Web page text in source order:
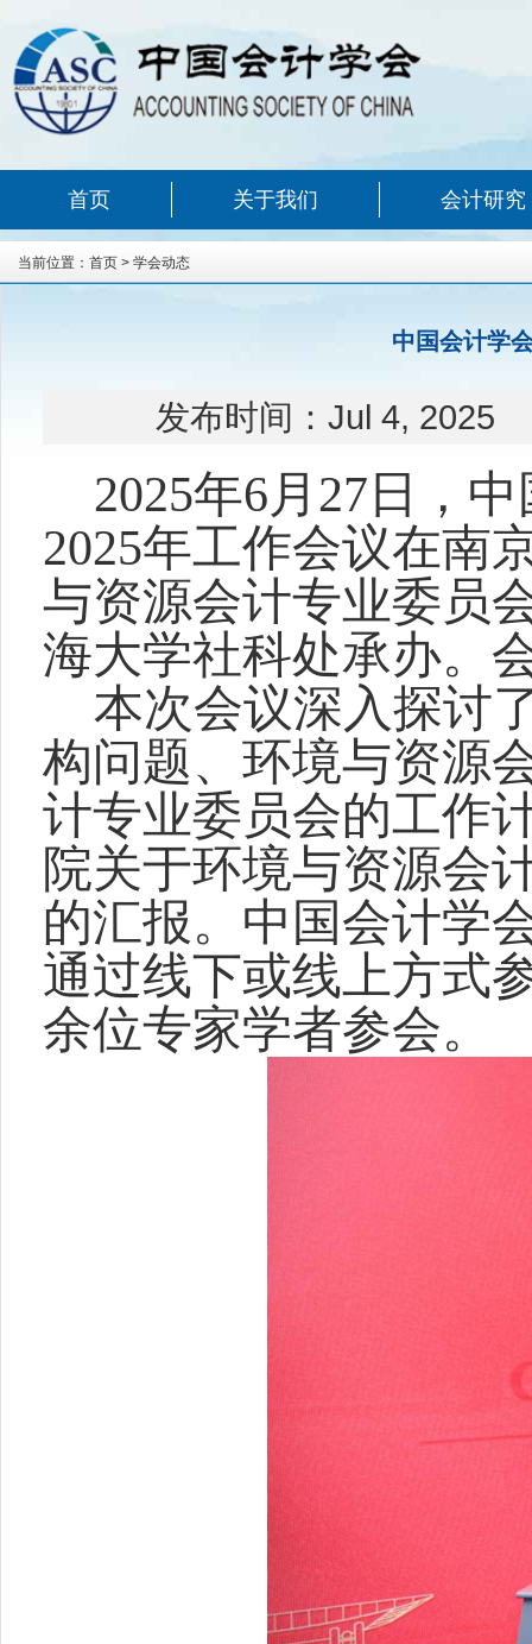
首页 关于我们 会计研究
当前位置： 首页 > 学会动态
中国会计学
发布时间： Jul 4, 2025
2025年6月27日，
2025年工作会议在南
与资源会计专业委员
海大学社科处承办。
本次会议深入探讨
构问题、环境与资源
计专业委员会的工作
院关于环境与资源会
的汇报。中国会计学
通过线下或线上方式
余位专家学者参会。